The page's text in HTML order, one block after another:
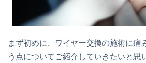
まず初めに、ワイヤー交換の施術に痛
う点についてご紹介していきたいと思